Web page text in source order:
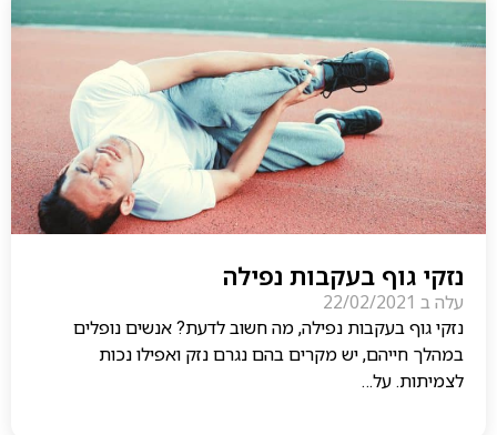
נזקי גוף בעקבות נפילה
עלה ב 22/02/2021
נזקי גוף בעקבות נפילה, מה חשוב לדעת? אנשים נופלים
במהלך חייהם, יש מקרים בהם נגרם נזק ואפילו נכות
לצמיתות. על…